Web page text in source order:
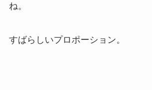
ね。
すばらしいプロポーション。